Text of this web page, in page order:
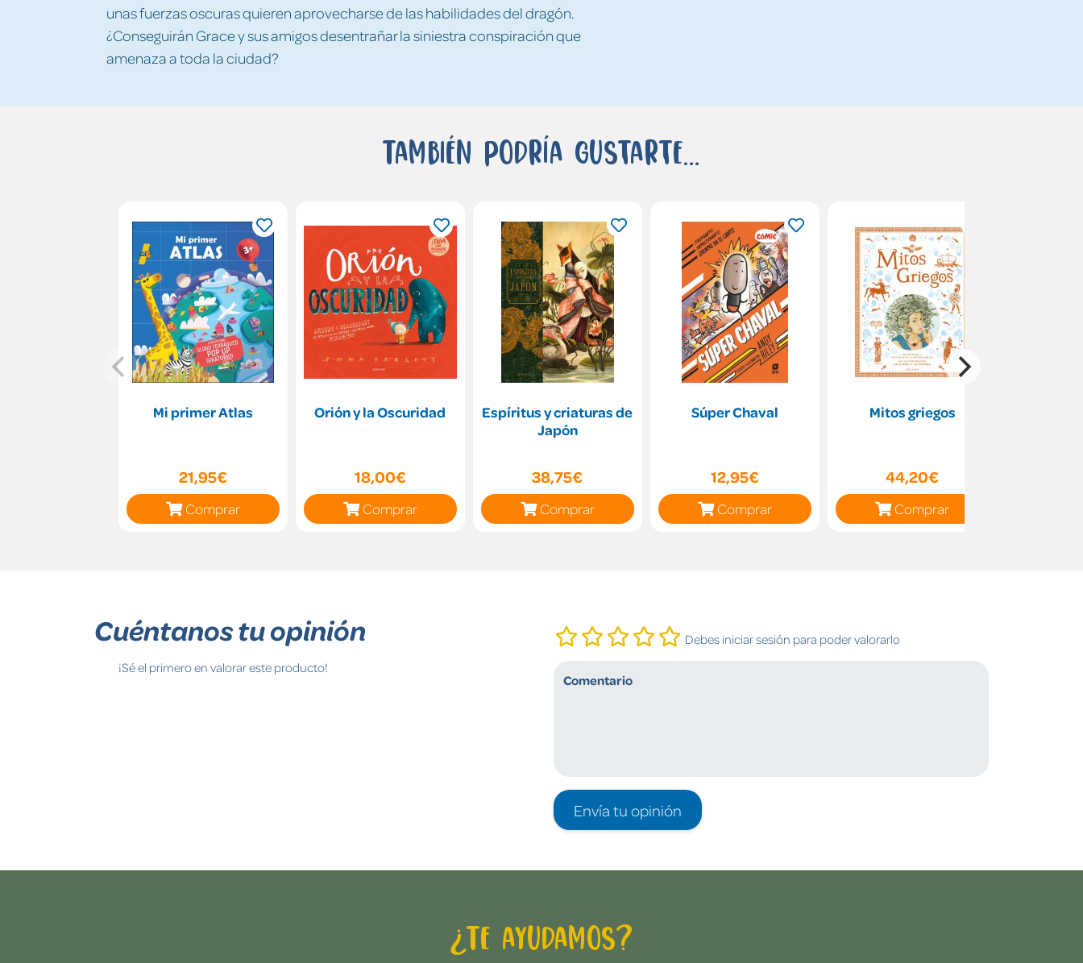
unas fuerzas oscuras quieren aprovecharse de las habilidades del dragón.
¿Conseguirán Grace y sus amigos desentrañar la siniestra conspiración que
amenaza a toda la ciudad?
También podría gustarte...
Mi primer Atlas
21,95€
Comprar
Orión y la Oscuridad
18,00€
Comprar
Espíritus y criaturas de
Japón
38,75€
Comprar
Súper Chaval
12,95€
Comprar
Mitos griegos
44,20€
Comprar
Cuéntanos tu opinión
¡Sé el primero en valorar este producto!
Debes iniciar sesión para poder valorarlo
Envía tu opinión
¿Te ayudamos?